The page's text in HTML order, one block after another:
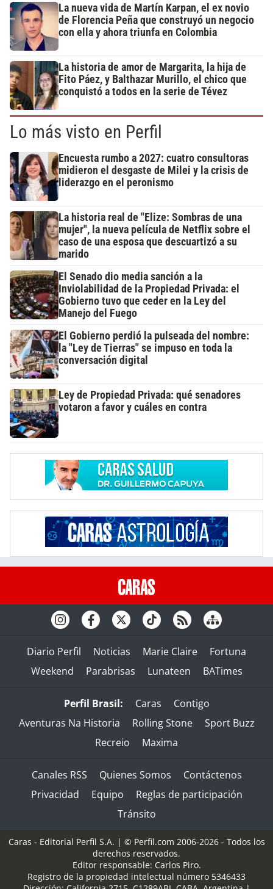
La nueva vida de Martín Karpan, el ex novio
de Florencia Peña que construyó un negocio
con ella y ahora triunfa en Colombia
La historia de amor de Margarita, la hija de
Fito Páez, y Balthazar Murillo, el chico que
conquistó a todos en la serie de Tévez
Lo más visto en Perfil
Encuesta rumbo a 2027: cuatro consultoras
midieron el desgaste de Milei y la crisis de
liderazgo en el peronismo
La historia real de "Elize: Sombras de una
mujer", la nueva película de Netflix sobre el
caso de una esposa que descuartizó a su
marido
El Senado dio media sanción a la
Inviolabilidad de la Propiedad Privada: el
Gobierno tuvo que ceder en la Ley del
Manejo del Fuego
El Gobierno perdió la pulseada del nombre:
la "Ley de Tierras" se impuso en toda la
conversación digital
Ley de Propiedad Privada: qué senadores
votaron a favor y cuáles en contra
Diario Perfil Noticias Marie Claire
Fortuna
Weekend
Parabrisas Lunateen BATimes
Perfil Brasil: Caras
Contigo
Aventuras Na Historia
Rolling Stone
Sport Buzz
Recreio
Maxima
Canales RSS Quienes Somos
Contáctenos
Privacidad
Equipo
Reglas de participación
Tránsito
Caras - Editorial Perfil S.A. | © Perfil.com 2006-2026 - Todos los
derechos reservados.
Editor responsable: Carlos Piro.
Registro de la propiedad intelectual número 5346433